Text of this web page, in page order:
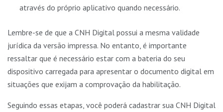
através do próprio aplicativo quando necessário.
Lembre-se de que a CNH Digital possui a mesma validade
jurídica da versão impressa. No entanto, é importante
ressaltar que é necessário estar com a bateria do seu
dispositivo carregada para apresentar o documento digital em
situações que exijam a comprovação da habilitação.
Seguindo essas etapas, você poderá cadastrar sua CNH Digital